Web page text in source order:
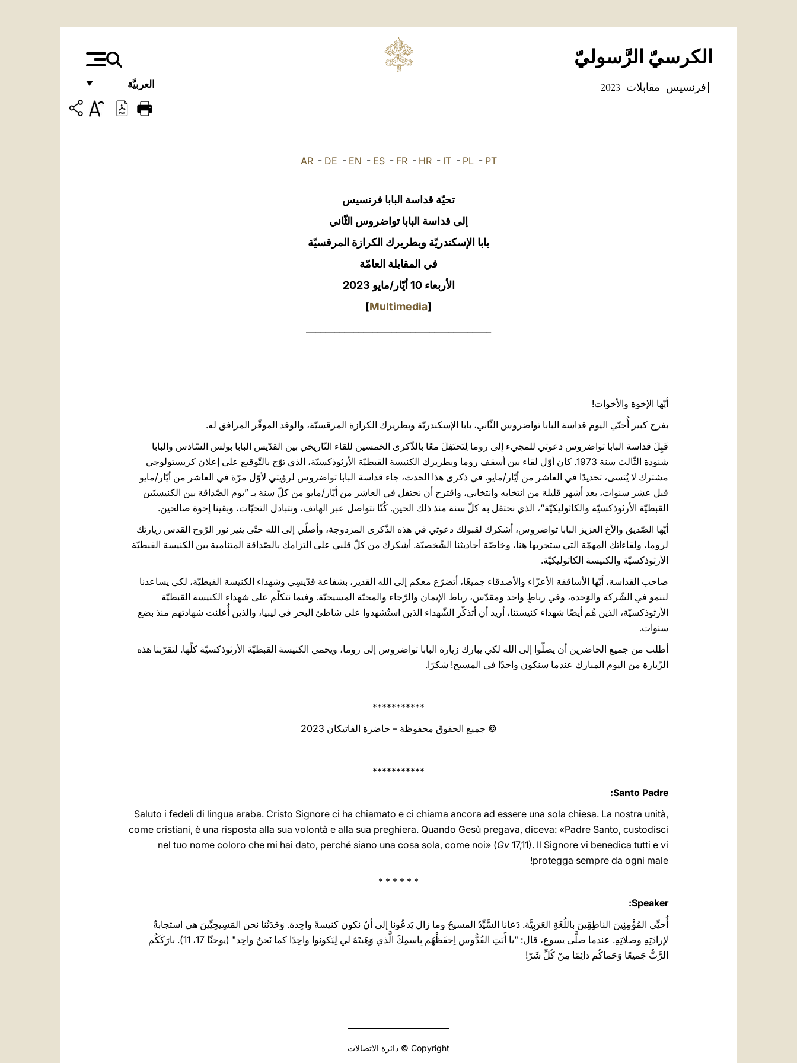
الكرسيّ الرَّسوليّ
العربيَّة
FRANÇAIS
فرنسيس مقابلات 2023
AR- DE - EN - ES- FR- HR- IT- PL- PT
تحيّة قداسة البابا فرنسيس
إلى قداسة البابا تواضروس الثّاني
بابا الإسكندريّة وبطريرك الكرازة المرقسيّة
في المقابلة العامّة
الأربعاء 10 أيّار/مايو 2023
[
Multimedia
]
أيّها الإخوة والأخوات!
بفرح كبير أُحيّي اليوم قداسة البابا تواضروس الثّاني، بابا الإسكندريّة وبطريرك الكرازة المرقسيّة، والوفد الموقّر المرافق له.
قَبِلَ قداسة البابا تواضروس دعوتي للمجيء إلى روما لِنَحتَفِلَ معًا بالذّكرى الخمسين للقاء التّاريخي بين القدّيس البابا بولس السّادس والبابا
شنودة الثّالث سنة 1973. كان أوّل لقاء بين أسقف روما وبطريرك الكنيسة القبطيّة الأرثوذكسيّة، الذي توّج بالتّوقيع على إعلان كريستولوجي
مشترك لا يُنسى، تحديدًا في العاشر من أيّار/مايو. في ذكرى هذا الحدث، جاء قداسة البابا تواضروس لرؤيتي لأوّل مرّة في العاشر من أيّار/مايو
قبل عشر سنوات، بعد أشهر قليلة من انتخابه وانتخابي، واقترح أن نحتفل في العاشر من أيّار/مايو من كلّ سنة بـ ”يوم الصّداقة بين الكنيستَين
القبطيّة الأرثوذكسيّة والكاثوليكيّة“، الذي نحتفل به كلّ سنة منذ ذلك الحين. كُنّا نتواصل عبر الهاتف، ونتبادل التحيّات، وبقينا إخوة صالحين.
أيّها الصّديق والأخ العزيز البابا تواضروس، أشكرك لقبولك دعوتي في هذه الذّكرى المزدوجة، وأصلّي إلى الله حتّى ينير نور الرّوح القدس زيارتك
لروما، ولقاءاتك المهمّة التي ستجريها هنا، وخاصّة أحاديثنا الشّخصيّة. أشكرك من كلّ قلبي على التزامك بالصّداقة المتنامية بين الكنيسة القبطيّة
الأرثوذكسيّة والكنيسة الكاثوليكيّة.
صاحب القداسة، أيّها الأساقفة الأعزّاء والأصدقاء جميعًا، أتضرّع معكم إلى الله القدير، بشفاعة قدّيسِي وشهداء الكنيسة القبطيّة، لكي يساعدنا
لننمو في الشّركة والوَحدة، وفي رباطٍ واحد ومقدّس، رباط الإيمان والرّجاء والمحبّة المسيحيّة. وفيما نتكلّم على شهداء الكنيسة القبطيّة
الأرثوذكسيّة، الذين هُم أيضًا شهداء كنيستنا، أريد أن أتذكّر الشّهداء الذين استُشهدوا على شاطئ البحر في ليبيا، والذين أُعلنت شهادتهم منذ بضع
سنوات.
أطلب من جميع الحاضرين أن يصلّوا إلى الله لكي يبارك زيارة البابا تواضروس إلى روما، ويحمي الكنيسة القبطيّة الأرثوذكسيّة كلّها. لتقرّبنا هذه
الزّيارة من اليوم المبارك عندما سنكون واحدًا في المسيح! شكرًا.
***********
© جميع الحقوق محفوظة – حاضرة الفاتيكان 2023
***********
Santo Padre:
Saluto i fedeli di lingua araba. Cristo Signore ci ha chiamato e ci chiama ancora ad essere una sola chiesa. La nostra unità,
come cristiani, è una risposta alla sua volontà e alla sua preghiera. Quando Gesù pregava, diceva: «Padre Santo, custodisci
nel tuo nome coloro che mi hai dato, perché siano una cosa sola, come noi» (Gv 17,11). Il Signore vi benedica tutti e vi
protegga ‎sempre da ogni male‎‎‎‏!
* * * * * *
Speaker:
أُحيِّي المُؤْمِنِينَ الناطِقِينَ باللُغَةِ العَرَبِيَّة. دَعانا السَّيِّدُ المسيحُ وما زال يَدعُونا إلى أنْ نكون كنيسةً واحِدة. وَحْدَتُنا نحن المَسِيحِيِّينَ هي استجابةٌ
لإرادَتِهِ وصلاتِهِ. عندما صلَّى يسوع، قال: "يا أَبَتِ القُدُّوس اِحفَظْهُم بِاسمِكَ الَّذي وَهَبتَهُ لي لِيَكونوا واحِدًا كما نَحنُ واحِد" (يوحنّا 17، 11). بارَكَكُم
الرَّبُّ جَميعًا وَحَماكُم دائِمًا مِنْ كُلِّ شَرّ!
Copyright © دائرة الاتصالات